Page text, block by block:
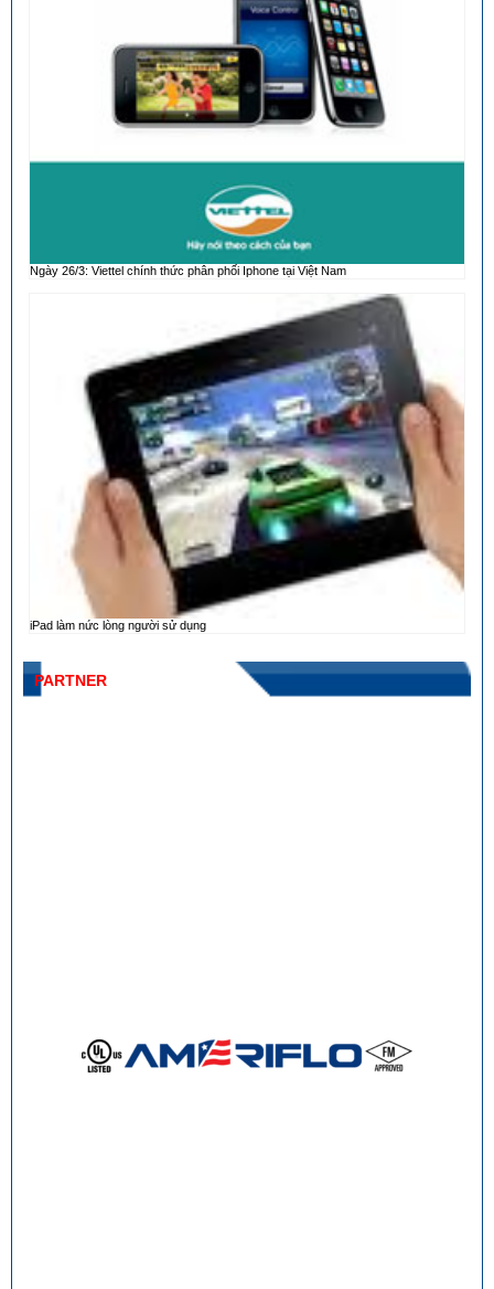
Ngày 26/3: Viettel chính thức phân phối Iphone tại Việt Nam
iPad làm nức lòng người sử dụng
PARTNER